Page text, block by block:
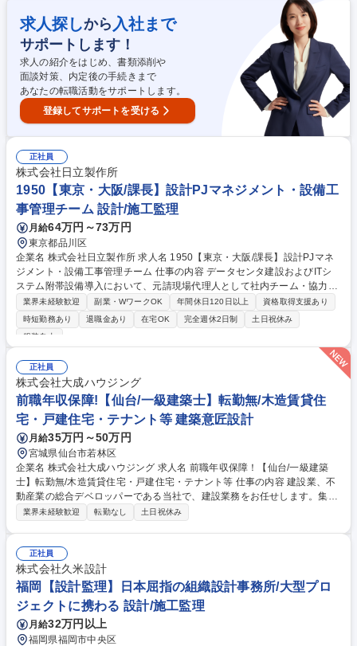
が風邪をひいた際、その週を自宅で仕事をする等という対応も可能です。
■現場は全国各所ため、必要に応じて出張ベースで訪問することもありま
す。 募集職種 ★月2週3休【熊本市南区】設計・技術職/天井耐震対策◎残
業10h/月以下/155日休
求人探しから 入社まで
サポートします！
求人の紹介をはじめ、書類添削や
面談対策、内定後の手続きまで
あなたの転職活動をサポートします。
登録してサポートを受ける
正社員
株式会社日立製作所
1950【東京・大阪/課長】設計PJマネジメント・設備工
事管理チーム 設計/施工監理
月給64万円～73万円
東京都品川区
企業名 株式会社日立製作所 求人名 1950【東京・大阪/課長】設計PJマネ
ジメント・設備工事管理チーム 仕事の内容 データセンタ建設およびITシ
ステム附帯設備導入において、元請現場代理人として社内チーム・協力会
社を統制し、安全・品質・工期・コストの施工管理を実施。 ■データセン
タ関連設備の顧客課題を把握し、設計責任者として提案、基本・詳細設
計、見積取りまとめ ■コンテナ型データセンタ建設のマネジメント責任者
適合確認および工事監理 ■コンテナ型データセンタにおけるフィー型ビジ
ネスとして、設備の維持・資産管理を実施 ※業務内容の続きは備考欄に記
載 募集職種 1950【東京・大阪/課長】設計PJマネジメント・設備工事管
理チーム
業界未経験歓迎 副業・WワークOK 年間休日120日以上
資格取得支援あり
時短勤務あり
退職金あり 在宅OK 完全週休2日制
土日祝休み
服装自由
正社員
株式会社大成ハウジング
前職年収保障!【仙台/一級建築士】転勤無/木造賃貸住
宅・戸建住宅・テナント等 建築意匠設計
月給35万円～50万円
宮城県仙台市若林区
企業名 株式会社大成ハウジング 求人名 前職年収保障！【仙台/一級建築
士】転勤無/木造賃貸住宅・戸建住宅・テナント等 仕事の内容 建設業、不
動産業の総合デベロッパーである当社で、建設業務をお任せします。集合
住宅、福祉施設、診療所、店舗、事務所、倉庫、戸建住宅など幅広い用途
り、ボリューム出し、詳細設計 ■社内施工管理・物件管理部門との調整 ★
使用ソフト：ｊｗｗCAD、ARCHITREND ZERO 自社で開発から管理まで
内製化しているため、スムーズな連携が可能です。多様な案件を通じてス
キルの幅を広げられる環境です。 募集職種 前職年収保障！【仙台/一級建
築士】転勤無/木造賃貸住宅・戸建住宅・テナント等
業界未経験歓迎 転勤なし 土日祝休み
正社員
株式会社久米設計
福岡【設計監理】日本屈指の組織設計事務所/大型プロ
ジェクトに携わる 設計/施工監理
月給32万円以上
福岡県福岡市中央区